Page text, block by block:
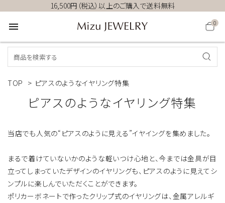
16,500円（税込）以上のご購入で送料無料
menu 0
TOP > ピアスのようなイヤリング特集
ピアスのようなイヤリング特集
当店でも人気の“ピアスのように見える”イヤイングを集めました。
まるで着けていないかのような軽いつけ心地と、今までは金具が目
立ってしまっていたデザインのイヤリングも、ピアスのように見えてシ
ンプルに楽しんでいただくことができます。
ポリカーボネートで作ったクリップ式のイヤリングは、金属アレルギ